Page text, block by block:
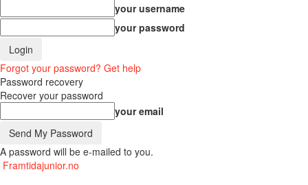
your username
your password
Forgot your password? Get help
Password recovery
Recover your password
your email
A password will be e-mailed to you.
Framtidajunior.no